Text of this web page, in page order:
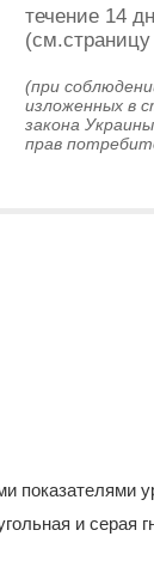
течение 14
(при
изложенных в
закона
прав
показателями
и серая